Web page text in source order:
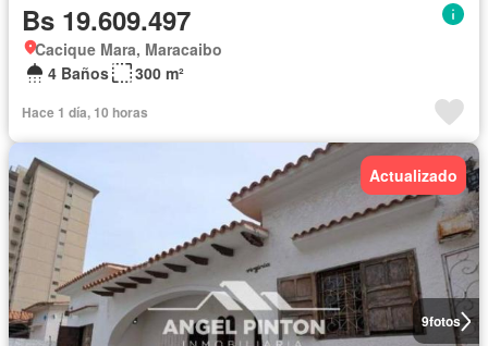
Bs 19.609.497
Cacique Mara, Maracaibo
4 Baños
300 m²
Hace 1 día, 10 horas
9fotos
Actualizado